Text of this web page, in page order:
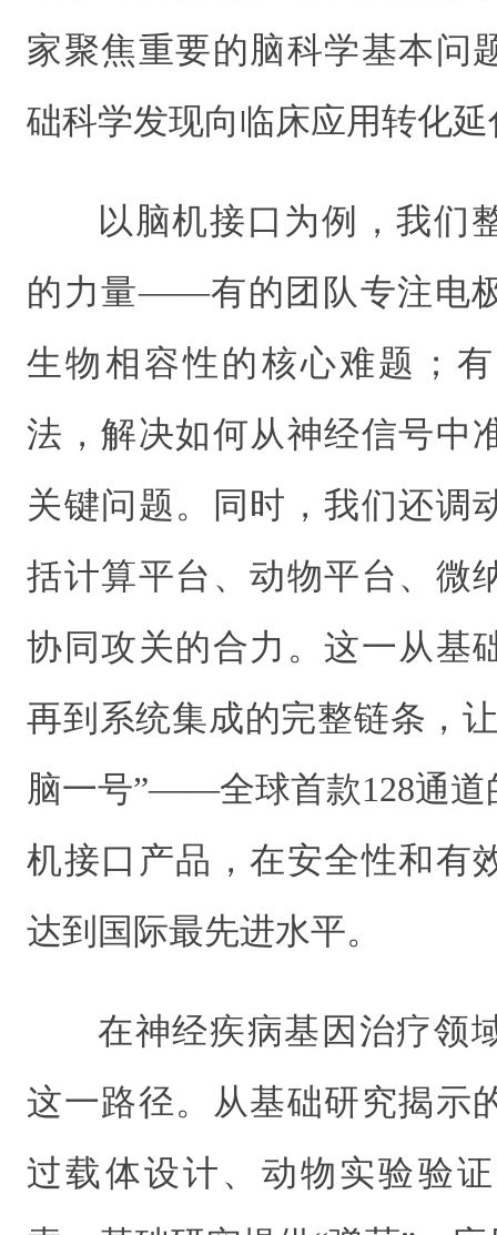
家聚焦重要的脑科学基本问
础科学发现向临床应用转化延
以脑机接口为例，我们
的力量——有的团队专注电
生物相容性的核心难题；
法，解决如何从神经信号中
关键问题。同时，我们还调
括计算平台、动物平台、微
协同攻关的合力。这一从基
再到系统集成的完整链条，
脑一号”——全球首款128通道
机接口产品，在安全性和有
达到国际最先进水平。
在神经疾病基因治疗领
这一路径。从基础研究揭示
过载体设计、动物实验验